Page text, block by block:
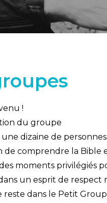
!
du groupe
dizaine de personnes.
de comprendre la Bible
moments privilégiés
un esprit de respect
dans le Petit Groupe